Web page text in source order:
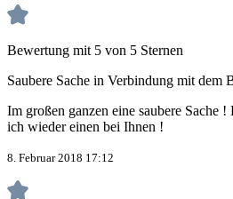
Bewertung mit 5 von 5 Sternen
Saubere Sache in Verbindung mit dem
Im großen ganzen eine saubere Sache !
ich wieder einen bei Ihnen !
8. Februar 2018 17:12